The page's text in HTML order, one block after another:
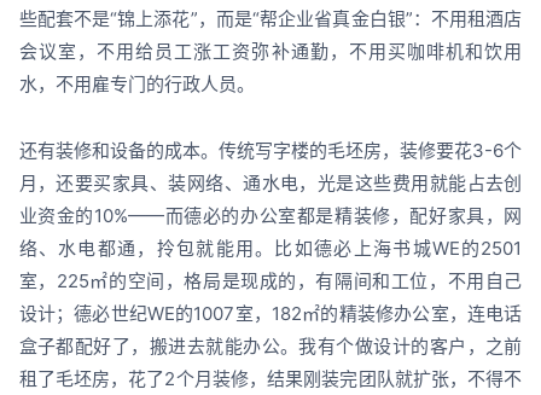
些配套不是“锦上添花”，而是“帮企业省真金白银”：不用租酒店
会议室，不用给员工涨工资弥补通勤，不用买咖啡机和饮用
水，不用雇专门的行政人员。
还有装修和设备的成本。传统写字楼的毛坯房，装修要花3-6个
月，还要买家具、装网络、通水电，光是这些费用就能占去创
业资金的10%——而德必的办公室都是精装修，配好家具，网
络、水电都通，拎包就能用。比如德必上海书城WE的2501
室，225㎡的空间，格局是现成的，有隔间和工位，不用自己
设计；德必世纪WE的1007室，182㎡的精装修办公室，连电话
盒子都配好了，搬进去就能办公。我有个做设计的客户，之前
租了毛坯房，花了2个月装修，结果刚装完团队就扩张，不得不